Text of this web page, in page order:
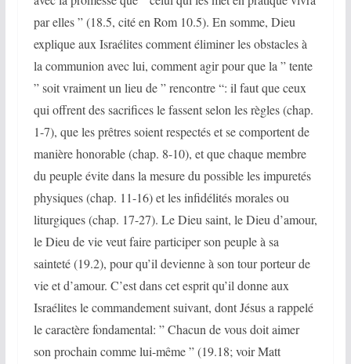
par elles ” (18.5, cité en Rom 10.5). En somme, Dieu
explique aux Israélites comment éliminer les obstacles à
la communion avec lui, comment agir pour que la ” tente
” soit vraiment un lieu de ” rencontre “: il faut que ceux
qui offrent des sacrifices le fassent selon les règles (chap.
1-7), que les prêtres soient respectés et se comportent de
manière honorable (chap. 8-10), et que chaque membre
du peuple évite dans la mesure du possible les impuretés
physiques (chap. 11-16) et les infidélités morales ou
liturgiques (chap. 17-27). Le Dieu saint, le Dieu d’amour,
le Dieu de vie veut faire participer son peuple à sa
sainteté (19.2), pour qu’il devienne à son tour porteur de
vie et d’amour. C’est dans cet esprit qu’il donne aux
Israélites le commandement suivant, dont Jésus a rappelé
le caractère fondamental: ” Chacun de vous doit aimer
son prochain comme lui-même ” (19.18; voir Matt